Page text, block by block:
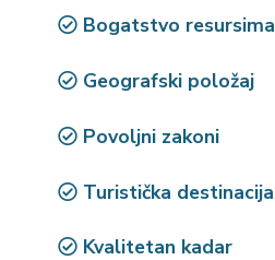
Bogatstvo resursima
Geografski položaj
Povoljni zakoni
Turistička destinacija
Kvalitetan kadar